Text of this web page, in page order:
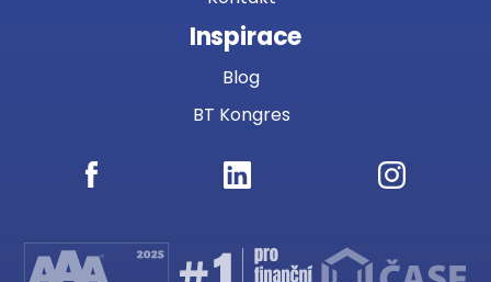
Inspirace
Blog
BT Kongres